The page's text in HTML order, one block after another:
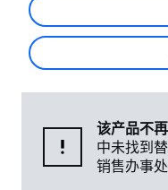
该产品不再
中未找到
销售办事